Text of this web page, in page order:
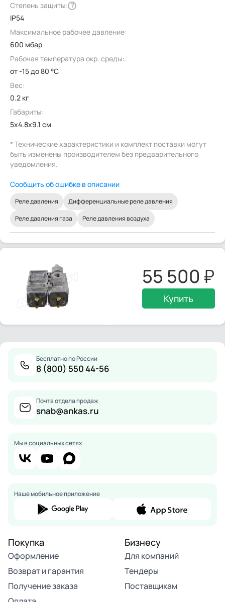
Степень защиты: ?
IP54
Максимальное рабочее давление:
600 мбар
Рабочая температура окр. среды:
от -15 до 80 °C
Вес:
0.2 кг
Габариты:
5x4.8x9.1 см
* Технические характеристики и комплект поставки могут
быть изменены производителем без предварительного
уведомления.
Сообщить об ошибке в описании
Реле давления
Дифференциальные реле давления
Реле давления газа
Реле давления воздуха
55 500
Купить
Бесплатно по России
8 (800) 550 44-56
Почта отдела продаж
snab@ankas.ru
Мы в социальных сетях
Наше мобильное приложение
Покупка
Оформление
Возврат и гарантия
Получение заказа
Бизнесу
Для компаний
Тендеры
Поставщикам